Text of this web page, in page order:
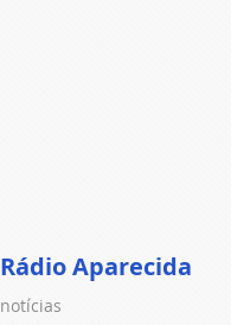
Rádio Aparecida
notícias